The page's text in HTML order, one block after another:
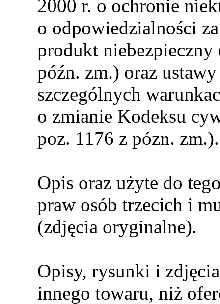
2000 r. o ochronie
o odpowiedzialności
produkt
późn. zm.) oraz
szczególnych
o zmianie Kodeksu
poz. 1176 z pózn. zm.).
Opis oraz użyte do
praw osób trzecich i
(zdjęcia oryginalne).
Opisy, rysunki i
innego towaru, niż